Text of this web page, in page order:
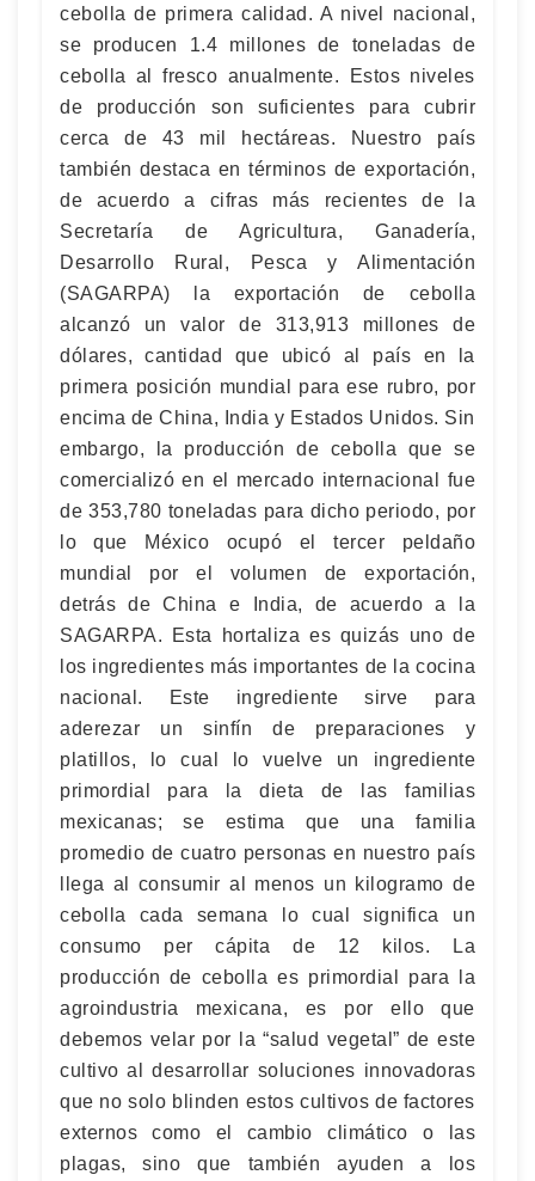
cebolla de primera calidad. A nivel nacional,
se producen 1.4 millones de toneladas de
cebolla al fresco anualmente. Estos niveles
de producción son suficientes para cubrir
cerca de 43 mil hectáreas. Nuestro país
también destaca en términos de exportación,
de acuerdo a cifras más recientes de la
Secretaría de Agricultura, Ganadería,
Desarrollo Rural, Pesca y Alimentación
(SAGARPA) la exportación de cebolla
alcanzó un valor de 313,913 millones de
dólares, cantidad que ubicó al país en la
primera posición mundial para ese rubro, por
encima de China, India y Estados Unidos. Sin
embargo, la producción de cebolla que se
comercializó en el mercado internacional fue
de 353,780 toneladas para dicho periodo, por
lo que México ocupó el tercer peldaño
mundial por el volumen de exportación,
detrás de China e India, de acuerdo a la
SAGARPA. Esta hortaliza es quizás uno de
los ingredientes más importantes de la cocina
nacional. Este ingrediente sirve para
aderezar un sinfín de preparaciones y
platillos, lo cual lo vuelve un ingrediente
primordial para la dieta de las familias
mexicanas; se estima que una familia
promedio de cuatro personas en nuestro país
llega al consumir al menos un kilogramo de
cebolla cada semana lo cual significa un
consumo per cápita de 12 kilos. La
producción de cebolla es primordial para la
agroindustria mexicana, es por ello que
debemos velar por la “salud vegetal” de este
cultivo al desarrollar soluciones innovadoras
que no solo blinden estos cultivos de factores
externos como el cambio climático o las
plagas, sino que también ayuden a los